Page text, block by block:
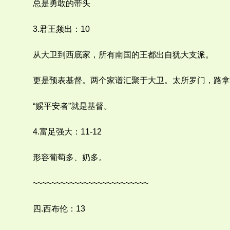
总是勇敢的带头
3.君王频出：10
从大卫到西底家，所有南国的王都出自犹大支派。
更是预表基督。两个家谱汇聚于大卫。太所罗门，路
“赐平安者”就是基督。
4.富足强大：11-12
形容葡萄多、奶多。
~~~~~~~~~~~~~~~~~~~~~~~~~
四.西布伦：13